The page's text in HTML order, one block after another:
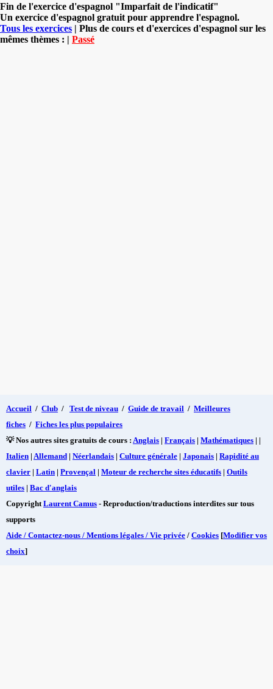
Fin de l'exercice d'espagnol "Imparfait de l'indicatif"
Un exercice d'espagnol gratuit pour apprendre l'espagnol.
Tous les exercices | Plus de cours et d'exercices d'espagnol sur les
mêmes thèmes : | Passé
Accueil / Club / Test de niveau / Guide de travail / Meilleures
fiches / Fiches les plus populaires
💡 Nos autres sites gratuits de cours : Anglais | Français | Mathématiques | |
Italien | Allemand | Néerlandais | Culture générale | Japonais | Rapidité au
clavier | Latin | Provençal | Moteur de recherche sites éducatifs | Outils
utiles | Bac d'anglais
Copyright Laurent Camus - Reproduction/traductions interdites sur tous
supports
Aide / Contactez-nous / Mentions légales / Vie privée / Cookies [Modifier vos
choix]